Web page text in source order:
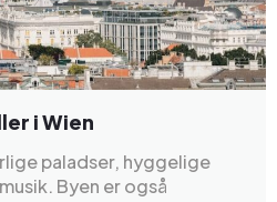
i Wien
paladser, hyggelige
Byen er også